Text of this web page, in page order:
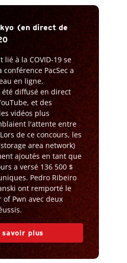
(en direct de
lié à la COVID-19 se
PacSec a
en ligne.
été diffusé en direct
et des
vidéos plus
l'attente entre
de ce concours, les
area network)
ajoutés en tant que
a versé 136 500 $
Pedro Ribeiro
ont remporté le
Pwn avec deux
savoir plus